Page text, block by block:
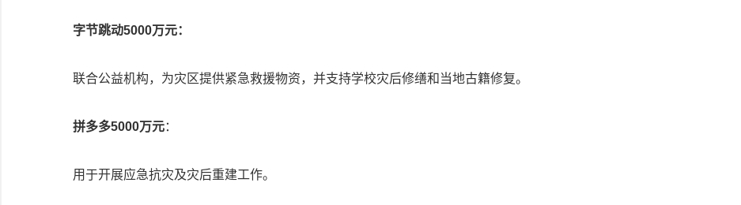
字节跳动5000万元：
联合公益机构，为灾区提供紧急救援物资，并支持学校灾后修缮和当地古籍修复。
拼多多5000万元：
用于开展应急抗灾及灾后重建工作。